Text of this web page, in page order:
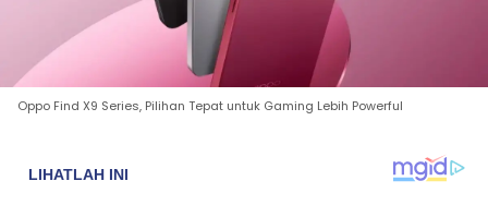
Oppo Find X9 Series, Pilihan Tepat untuk Gaming Lebih Powerful